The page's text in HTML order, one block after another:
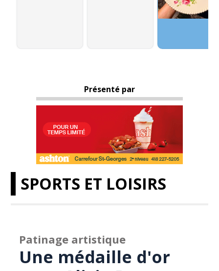
Présenté par
SPORTS ET LOISIRS
Patinage artistique
Une médaille d'or